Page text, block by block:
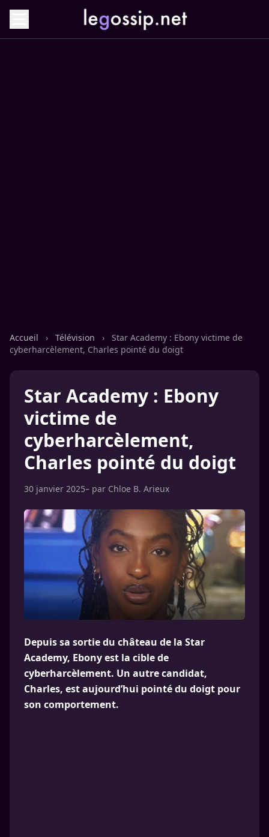
Accueil › Télévision ›
Star Academy : Ebony victime de
cyberharcèlement, Charles pointé du doigt
Star Academy : Ebony
victime de
cyberharcèlement,
Charles pointé du doigt
30 janvier 2025– par Chloe B. Arieux
Depuis sa sortie du château de la Star
Academy, Ebony est la cible de
cyberharcèlement. Un autre candidat,
Charles, est aujourd’hui pointé du doigt pour
son comportement.